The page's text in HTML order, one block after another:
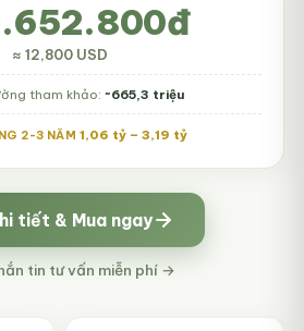
≈ 12,800 USD
tham khảo: ~665,3 triệu
2-3 NĂM 1,06 tỷ – 3,19 tỷ
tiết & Mua ngay
tin tư vấn miễn phí →